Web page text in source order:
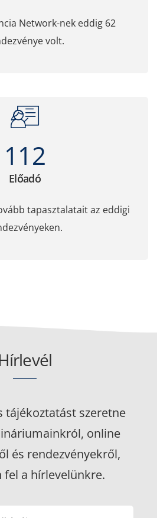
Network-nek eddig 62
volt.
112
Előadó
tapasztalatait az eddigi
tájékoztatást szeretne
online
és rendezvényekről,
fel a hírlevelünkre.